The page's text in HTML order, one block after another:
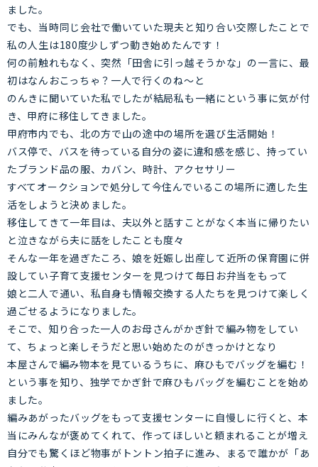
ました。
でも、当時同じ会社で働いていた現夫と知り合い交際したことで
私の人生は180度少しずつ動き始めたんです！
何の前触れもなく、突然「田舎に引っ越そうかな」の一言に、最
初はなんおこっちゃ？一人で行くのね～と
のんきに聞いていた私でしたが結局私も一緒にという事に気が付
き、甲府に移住してきました。
甲府市内でも、北の方で山の途中の場所を選び生活開始！
バス停で、バスを待っている自分の姿に違和感を感じ、持ってい
たブランド品の服、カバン、時計、アクセサリー
すべてオークションで処分して今住んでいるこの場所に適した生
活をしようと決めました。
移住してきて一年目は、夫以外と話すことがなく本当に帰りたい
と泣きながら夫に話をしたことも度々
そんな一年を過ぎたころ、娘を妊娠し出産して近所の保育園に併
設してい子育て支援センターを見つけて毎日お弁当をもって
娘と二人で通い、私自身も情報交換する人たちを見つけて楽しく
過ごせるようになりました。
そこで、知り合った一人のお母さんがかぎ針で編み物をしてい
て、ちょっと楽しそうだと思い始めたのがきっかけとなり
本屋さんで編み物本を見ているうちに、麻ひもでバッグを編む！
という事を知り、独学でかぎ針で麻ひもバッグを編むことを始め
ました。
編みあがったバッグをもって支援センターに自慢しに行くと、本
当にみんなが褒めてくれて、作ってほしいと頼まれることが増え
自分でも驚くほど物事がトントン拍子に進み、まるで誰かが「あ